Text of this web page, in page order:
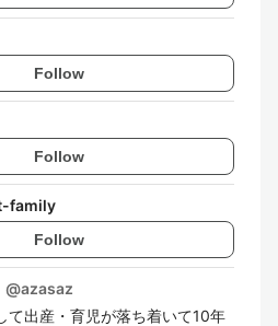
Follow
Follow
family
Follow
@azasaz
て出産・育児が落ち着いて10年